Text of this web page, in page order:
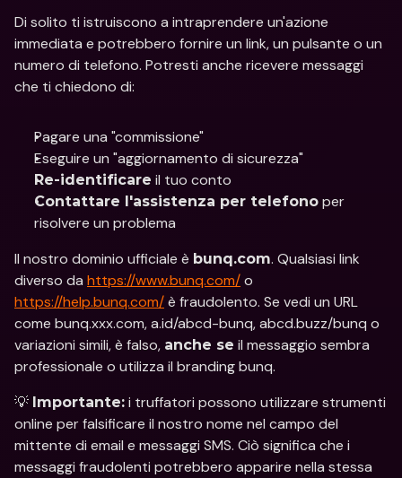
Di solito ti istruiscono a intraprendere un'azione
immediata e potrebbero fornire un link, un pulsante o un
numero di telefono. Potresti anche ricevere messaggi
che ti chiedono di:
Pagare una "commissione"
Eseguire un "aggiornamento di sicurezza"
Re-identificare il tuo conto
Contattare l'assistenza per telefono per
risolvere un problema
Il nostro dominio ufficiale è bunq.com. Qualsiasi link
diverso da https://www.bunq.com/
https://help.bunq.com/ è fraudolento. Se vedi un URL
come bunq.xxx.com, a.id/abcd-bunq, abcd.buzz/bunq o
variazioni simili, è falso, anche se il messaggio sembra
professionale o utilizza il branding bunq.
💡 Importante: i truffatori possono utilizzare strumenti
online per falsificare il nostro nome nel campo del
mittente di email e messaggi SMS. Ciò significa che i
messaggi fraudolenti potrebbero apparire nella stessa